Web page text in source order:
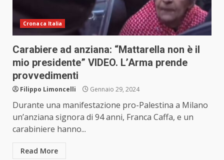
Cronaca Italia
Carabiere ad anziana: “Mattarella non è il
mio presidente” VIDEO. L’Arma prende
provvedimenti
Filippo Limoncelli Gennaio 29, 2024
Durante una manifestazione pro-Palestina a Milano
un’anziana signora di 94 anni, Franca Caffa, e un
carabiniere hanno...
Read More